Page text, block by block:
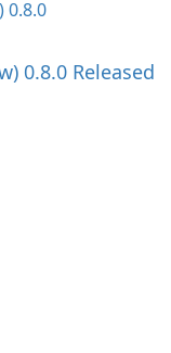
0.8.0 Released